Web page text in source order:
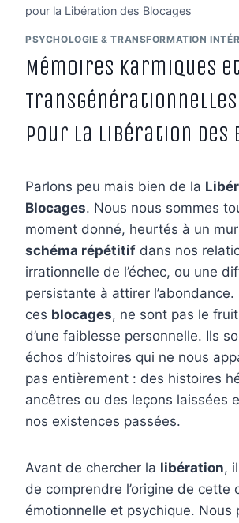
pour la Libération des Blocages
PSYCHOLOGIE & TRANSFORMATION
Mémoires Karmiques et
Transgénérationnelles
pour la Libération des
Parlons peu mais bien de la
Blocages. Nous nous sommes
moment donné, heurtés à un
schéma répétitif dans nos
irrationnelle de l’échec, ou une
persistante à attirer l’abondance.
ces blocages, ne sont pas le
d’une faiblesse personnelle. Ils
échos d’histoires qui ne nous
pas entièrement : des histoires
ancêtres ou des leçons laissées
nos existences passées.
Avant de chercher la libération,
de comprendre l’origine de cette
émotionnelle et psychique. Nous